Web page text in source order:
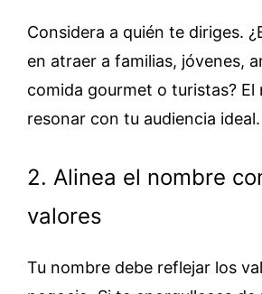
Considera a quién te diriges.
en atraer a familias, jóvenes,
comida gourmet o turistas? El
resonar con tu audiencia ideal.
2. Alinea el nombre
valores
Tu nombre debe reflejar los